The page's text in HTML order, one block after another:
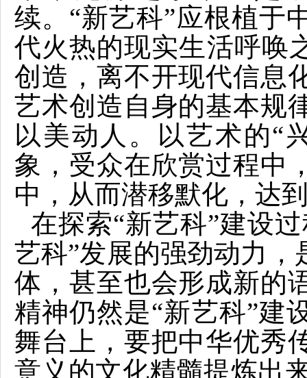
续。“新艺科”应根植于
代火热的现实生活呼唤
创造，离不开现代信息
艺术创造自身的基本规
以美动人。以艺术的“
象，受众在欣赏过程中
中，从而潜移默化，达
在探索“新艺科”建设
艺科”发展的强劲动力
体，甚至也会形成新的
精神仍然是“新艺科”建
舞台上，要把中华优秀
意义的文化精髓提炼出